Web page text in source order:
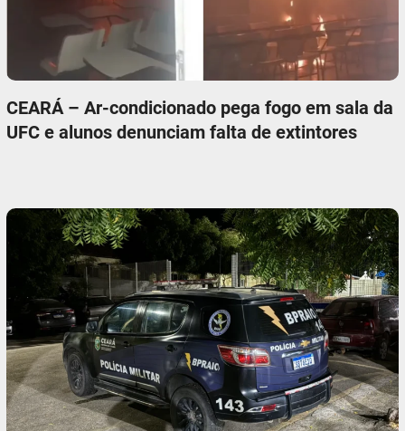
CEARÁ – Ar-condicionado pega fogo em sala da
UFC e alunos denunciam falta de extintores